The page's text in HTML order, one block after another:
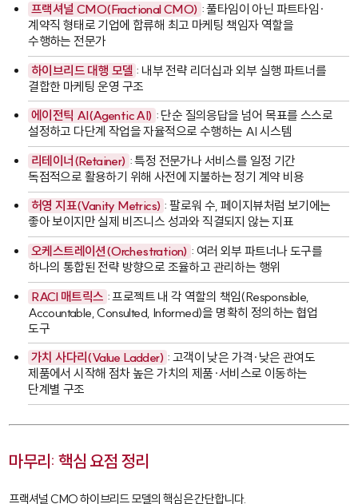
프랙셔널 CMO(Fractional CMO) : 풀타임이 아닌 파트타임·
계약직 형태로 기업에 합류해 최고 마케팅 책임자 역할을
수행하는 전문가
하이브리드 대행 모델 : 내부 전략 리더십과 외부 실행 파트너를
결합한 마케팅 운영 구조
에이전틱 AI(Agentic AI) : 단순 질의응답을 넘어 목표를 스스로
설정하고 다단계 작업을 자율적으로 수행하는 AI 시스템
리테이너(Retainer) : 특정 전문가나 서비스를 일정 기간
독점적으로 활용하기 위해 사전에 지불하는 정기 계약 비용
허영 지표(Vanity Metrics) : 팔로워 수, 페이지뷰처럼 보기에는
좋아 보이지만 실제 비즈니스 성과와 직결되지 않는 지표
오케스트레이션(Orchestration) : 여러 외부 파트너나 도구를
하나의 통합된 전략 방향으로 조율하고 관리하는 행위
RACI 매트릭스 : 프로젝트 내 각 역할의 책임(Responsible,
Accountable, Consulted, Informed)을 명확히 정의하는 협업
도구
가치 사다리(Value Ladder) : 고객이 낮은 가격·낮은 관여도
제품에서 시작해 점차 높은 가치의 제품·서비스로 이동하는
단계별 구조
마무리: 핵심 요점 정리
프랙셔널 CMO 하이브리드 모델의 핵심은 간단합니다.